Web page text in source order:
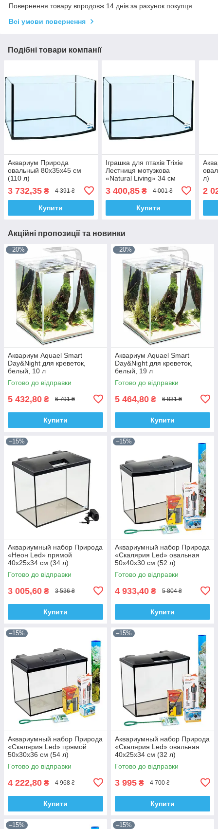
Повернення товару впродовж 14 днів за рахунок покупця
Всі умови повернення
Подібні товари компанії
Аквариум Природа
овальный 80x35x45 см
(110 л)
3 732,35 ₴ 4 391 ₴
Купити
Іграшка для птахів Trixie
Лестниця мотузкова
«Natural Living» 34 см
3 400,85₴ 4 001 ₴
Купити
л)
2
Акційні пропозиції та новинки
–20%
Аквариум Aquael Smart
Day&Night для креветок,
белый, 10 л
Готово до відправки
5 432,80 ₴ 6 791 ₴
Купити
–20%
Аквариум Aquael Smart
Day&Night для креветок,
белый, 19 л
Готово до відправки
5 464,80 ₴ 6 831 ₴
Купити
–15%
Аквариумный набор Природа
«Неон Led» прямой
40х25х34 см (34 л)
Готово до відправки
3 005,60 ₴ 3 536 ₴
Купити
–15%
Аквариумный набор Природа
«Скалярия Led» овальная
50х40х30 см (52 л)
Готово до відправки
4 933,40 ₴ 5 804 ₴
Купити
–15%
Аквариумный набор Природа
«Скалярия Led» прямой
50x30x36 см (54 л)
Готово до відправки
4 222,80 ₴ 4 968 ₴
Купити
–15%
Аквариумный набор Природа
«Скалярия Led» овальная
40х25х34 см (32 л)
Готово до відправки
3 995 ₴ 4 700 ₴
Купити
–15% –15%